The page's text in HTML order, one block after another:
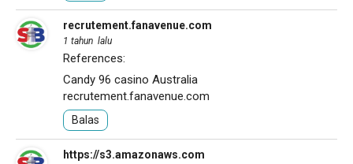
recrutement.fanavenue.com
1 tahun lalu
References:
Candy 96 casino Australia
recrutement.fanavenue.com
Balas
https://s3.amazonaws.com